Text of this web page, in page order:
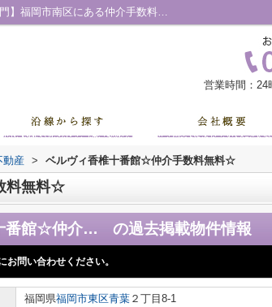
ベルヴィ香椎十番館☆仲介手数料無料☆の過去掲載物件｜【売買専門】福岡市南区にある仲介手数料無料の不動産｜すみれ不動産
営業時間：24
動産 > ベルヴィ香椎十番館☆仲介手数料無料☆
料無料☆
ベルヴィ香椎十番館☆仲介手数料無料☆ の過去掲載物件情報
お問い合わせください。
福岡県福岡市東区青葉 ２丁目8-1